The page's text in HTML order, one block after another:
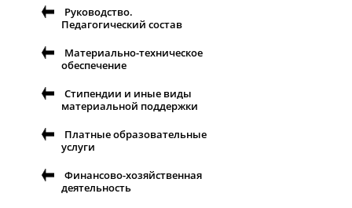
Руководство.
Педагогический состав
Материально-техническое
обеспечение
Стипендии и иные виды
материальной поддержки
Платные образовательные
услуги
Финансово-хозяйственная
деятельность